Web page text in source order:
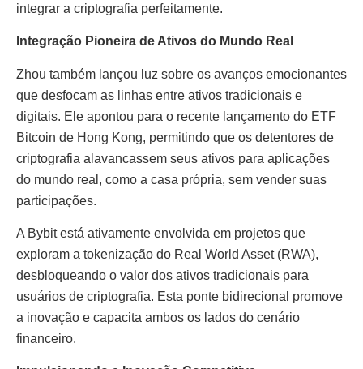
integrar a criptografia perfeitamente.
Integração Pioneira de Ativos do Mundo Real
Zhou também lançou luz sobre os avanços emocionantes
que desfocam as linhas entre ativos tradicionais e
digitais. Ele apontou para o recente lançamento do ETF
Bitcoin de Hong Kong, permitindo que os detentores de
criptografia alavancassem seus ativos para aplicações
do mundo real, como a casa própria, sem vender suas
participações.
A Bybit está ativamente envolvida em projetos que
exploram a tokenização do Real World Asset (RWA),
desbloqueando o valor dos ativos tradicionais para
usuários de criptografia. Esta ponte bidirecional promove
a inovação e capacita ambos os lados do cenário
financeiro.